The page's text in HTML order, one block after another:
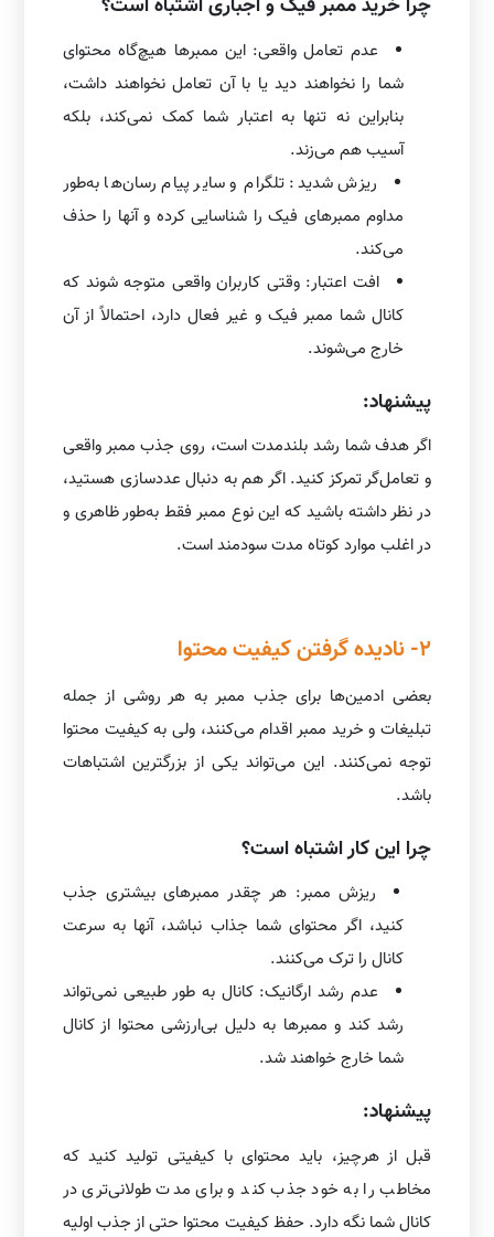
چرا خرید ممبر فیک و اجباری اشتباه است؟
عدم تعامل واقعی: این ممبرها هیچ‌گاه محتوای
شما را نخواهند دید یا با آن تعامل نخواهند داشت،
بنابراین نه تنها به اعتبار شما کمک نمی‌کند، بلکه
آسیب هم می‌زند.
ریزش شدید: تلگرام و سایر پیام رسان‌ها به‌طور
مداوم ممبرهای فیک را شناسایی کرده و آنها را حذف
می‌کند.
افت اعتبار: وقتی کاربران واقعی متوجه شوند که
کانال شما ممبر فیک و غیر فعال دارد، احتمالاً از آن
خارج می‌شوند.
پیشنهاد:
اگر هدف شما رشد بلندمدت است، روی جذب ممبر واقعی
و تعامل‌گر تمرکز کنید. اگر هم به دنبال عددسازی هستید،
در نظر داشته باشید که این نوع ممبر فقط به‌طور ظاهری و
در اغلب موارد کوتاه مدت سودمند است.
2- نادیده گرفتن کیفیت محتوا
بعضی ادمین‌ها برای جذب ممبر به هر روشی از جمله
تبلیغات و خرید ممبر اقدام می‌کنند، ولی به کیفیت محتوا
توجه نمی‌کنند. این می‌تواند یکی از بزرگترین اشتباهات
باشد.
چرا این کار اشتباه است؟
ریزش ممبر: هر چقدر ممبرهای بیشتری جذب
کنید، اگر محتوای شما جذاب نباشد، آنها به سرعت
کانال را ترک می‌کنند.
عدم رشد ارگانیک: کانال به طور طبیعی نمی‌تواند
رشد کند و ممبرها به دلیل بی‌ارزشی محتوا از کانال
شما خارج خواهند شد.
پیشنهاد:
قبل از هرچیز، باید محتوای با کیفیتی تولید کنید که
مخاطب را به خود جذب کند و برای مدت طولانی‌تری در
کانال شما نگه دارد. حفظ کیفیت محتوا حتی از جذب اولیه